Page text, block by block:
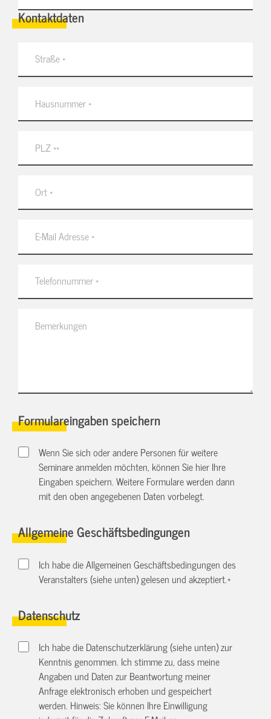
Kontaktdaten
Formulareingaben speichern
Wenn Sie sich oder andere Personen für weitere
Seminare anmelden möchten, können Sie hier Ihre
Eingaben speichern. Weitere Formulare werden dann
mit den oben angegebenen Daten vorbelegt.
Allgemeine Geschäftsbedingungen
Ich habe die Allgemeinen Geschäftsbedingungen des
Veranstalters (siehe unten) gelesen und akzeptiert.*
Datenschutz
Ich habe die Datenschutzerklärung (siehe unten) zur
Kenntnis genommen. Ich stimme zu, dass meine
Angaben und Daten zur Beantwortung meiner
Anfrage elektronisch erhoben und gespeichert
werden. Hinweis: Sie können Ihre Einwilligung